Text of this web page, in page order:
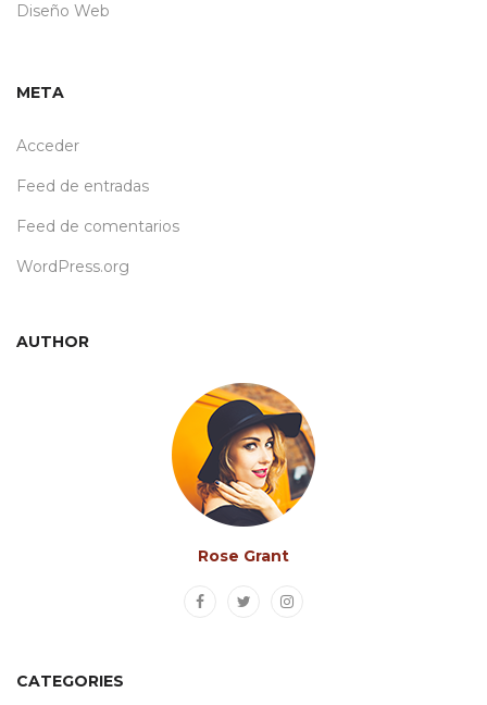
Diseño Web
META
Acceder
Feed de entradas
Feed de comentarios
WordPress.org
AUTHOR
Rose Grant
CATEGORIES